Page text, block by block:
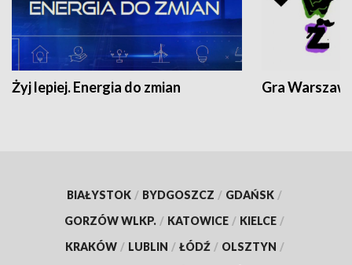
Żyj lepiej. Energia do zmian Gra
BIAŁYSTOK / BYDGOSZCZ / GDAŃSK /
GORZÓW WLKP. / KATOWICE / KIELCE /
KRAKÓW / LUBLIN / ŁÓDŹ / OLSZTYN /